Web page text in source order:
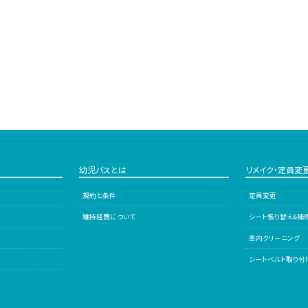
幼児バスとは
規約と条件
維持経費について
リメイク・定員変
定員変更
シート張り替え&補
車内クリーニング
シートベルト取り付